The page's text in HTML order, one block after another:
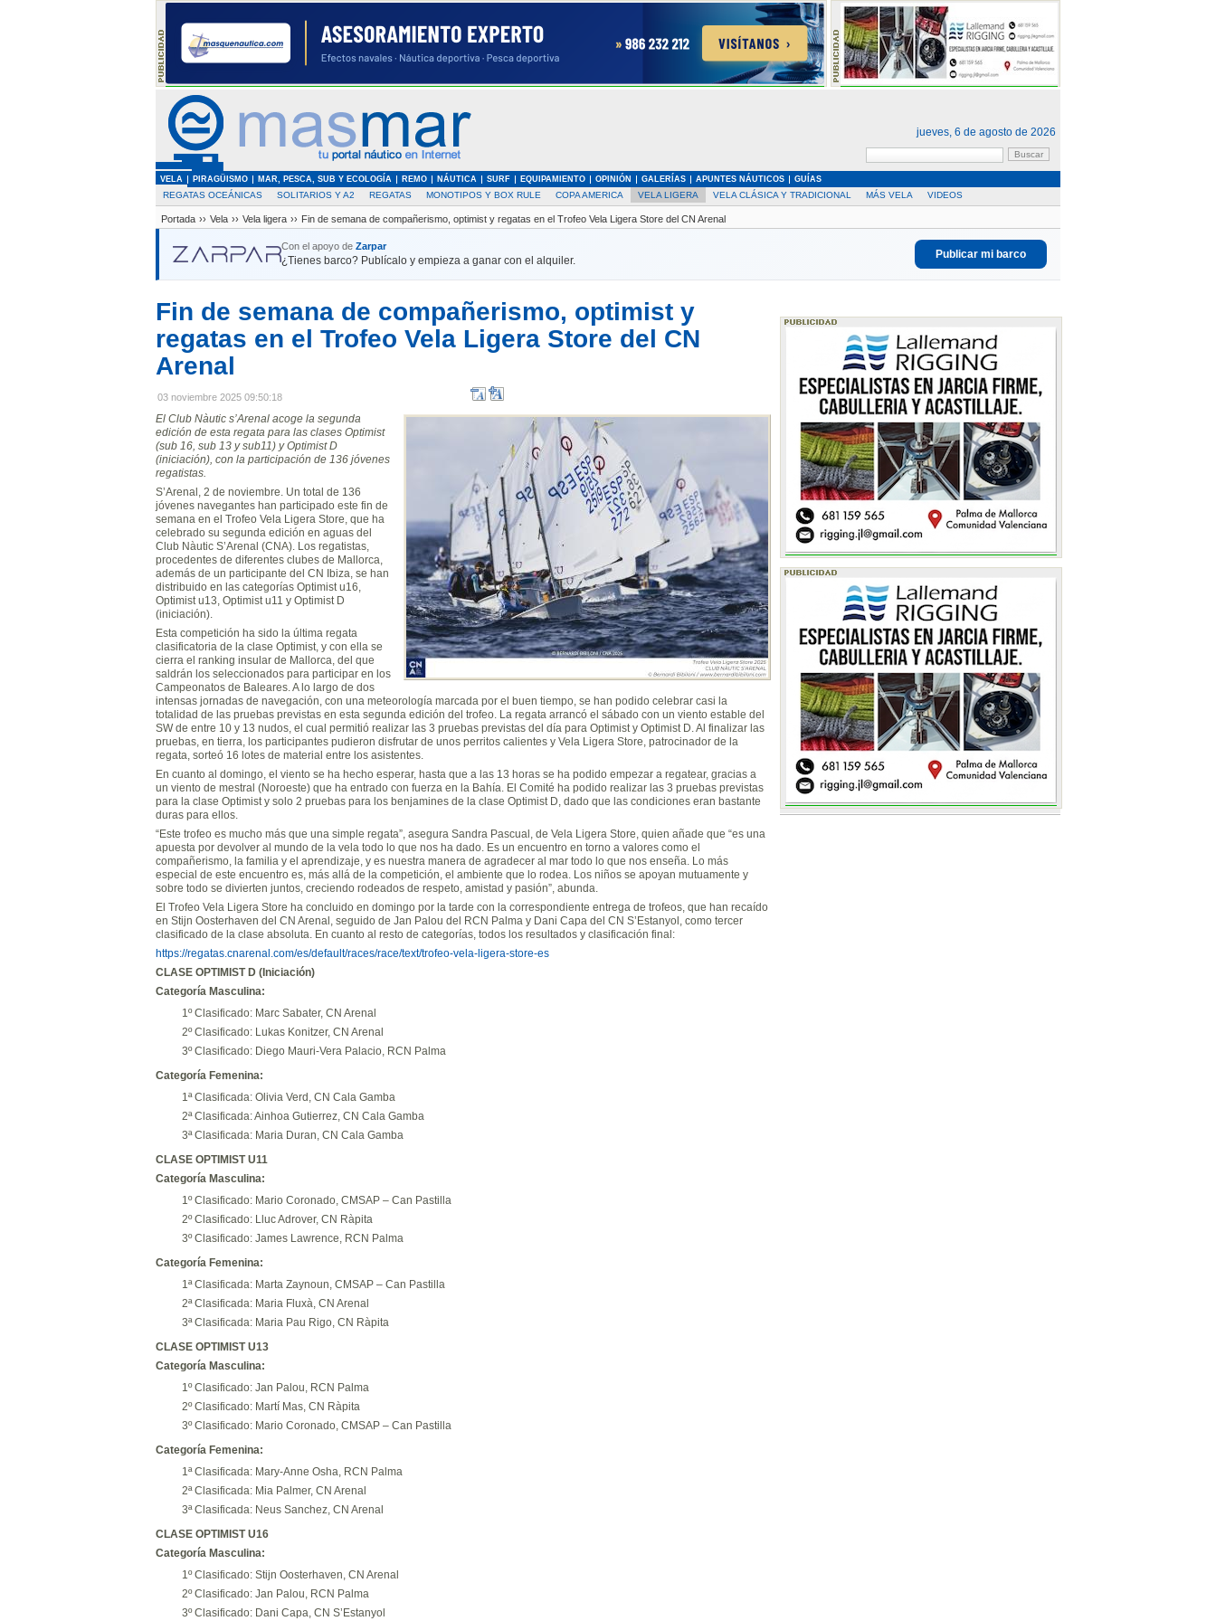
jueves, 6 de agosto de 2026
VELA PIRAGÜISMO MAR, PESCA, SUB Y ECOLOGÍA REMO NÁUTICA SURF EQUIPAMIENTO OPINIÓN GALERÍAS APUNTES NÁUTICOS GUÍAS
REGATAS OCEÁNICAS SOLITARIOS Y A2 REGATAS MONOTIPOS Y BOX RULE COPA AMERICA VELA LIGERA VELA CLÁSICA Y TRADICIONAL MÁS VELA VIDEOS
Portada ›› Vela ›› Vela ligera ›› Fin de semana de compañerismo, optimist y regatas en el Trofeo Vela Ligera Store del CN Arenal
Con el apoyo de Zarpar
¿Tienes barco? Publícalo y empieza a ganar con el alquiler.
Publicar mi barco
Fin de semana de compañerismo, optimist y
regatas en el Trofeo Vela Ligera Store del CN
Arenal
03 noviembre 2025 09:50:18
El Club Nàutic s’Arenal acoge la segunda
edición de esta regata para las clases Optimist
(sub 16, sub 13 y sub11) y Optimist D
(iniciación), con la participación de 136 jóvenes
regatistas.
S’Arenal, 2 de noviembre. Un total de 136
jóvenes navegantes han participado este fin de
semana en el Trofeo Vela Ligera Store, que ha
celebrado su segunda edición en aguas del
Club Nàutic S’Arenal (CNA). Los regatistas,
procedentes de diferentes clubes de Mallorca,
además de un participante del CN Ibiza, se han
distribuido en las categorías Optimist u16,
Optimist u13, Optimist u11 y Optimist D
(iniciación).
Esta competición ha sido la última regata
clasificatoria de la clase Optimist, y con ella se
cierra el ranking insular de Mallorca, del que
saldrán los seleccionados para participar en los
Campeonatos de Baleares. A lo largo de dos
intensas jornadas de navegación, con una meteorología marcada por el buen tiempo, se han podido celebrar casi la
totalidad de las pruebas previstas en esta segunda edición del trofeo. La regata arrancó el sábado con un viento estable del
SW de entre 10 y 13 nudos, el cual permitió realizar las 3 pruebas previstas del día para Optimist y Optimist D. Al finalizar las
pruebas, en tierra, los participantes pudieron disfrutar de unos perritos calientes y Vela Ligera Store, patrocinador de la
regata, sorteó 16 lotes de material entre los asistentes.
En cuanto al domingo, el viento se ha hecho esperar, hasta que a las 13 horas se ha podido empezar a regatear, gracias a
un viento de mestral (Noroeste) que ha entrado con fuerza en la Bahía. El Comité ha podido realizar las 3 pruebas previstas
para la clase Optimist y solo 2 pruebas para los benjamines de la clase Optimist D, dado que las condiciones eran bastante
duras para ellos.
“Este trofeo es mucho más que una simple regata”, asegura Sandra Pascual, de Vela Ligera Store, quien añade que “es una
apuesta por devolver al mundo de la vela todo lo que nos ha dado. Es un encuentro en torno a valores como el
compañerismo, la familia y el aprendizaje, y es nuestra manera de agradecer al mar todo lo que nos enseña. Lo más
especial de este encuentro es, más allá de la competición, el ambiente que lo rodea. Los niños se apoyan mutuamente y
sobre todo se divierten juntos, creciendo rodeados de respeto, amistad y pasión”, abunda.
El Trofeo Vela Ligera Store ha concluido en domingo por la tarde con la correspondiente entrega de trofeos, que han recaído
en Stijn Oosterhaven del CN Arenal, seguido de Jan Palou del RCN Palma y Dani Capa del CN S’Estanyol, como tercer
clasificado de la clase absoluta. En cuanto al resto de categorías, todos los resultados y clasificación final:
https://regatas.cnarenal.com/es/default/races/race/text/trofeo-vela-ligera-store-es
CLASE OPTIMIST D (Iniciación)
Categoría Masculina:
1º Clasificado: Marc Sabater, CN Arenal
2º Clasificado: Lukas Konitzer, CN Arenal
3º Clasificado: Diego Mauri-Vera Palacio, RCN Palma
Categoría Femenina:
1ª Clasificada: Olivia Verd, CN Cala Gamba
2ª Clasificada: Ainhoa Gutierrez, CN Cala Gamba
3ª Clasificada: Maria Duran, CN Cala Gamba
CLASE OPTIMIST U11
Categoría Masculina:
1º Clasificado: Mario Coronado, CMSAP – Can Pastilla
2º Clasificado: Lluc Adrover, CN Ràpita
3º Clasificado: James Lawrence, RCN Palma
Categoría Femenina:
1ª Clasificada: Marta Zaynoun, CMSAP – Can Pastilla
2ª Clasificada: Maria Fluxà, CN Arenal
3ª Clasificada: Maria Pau Rigo, CN Ràpita
CLASE OPTIMIST U13
Categoría Masculina:
1º Clasificado: Jan Palou, RCN Palma
2º Clasificado: Martí Mas, CN Ràpita
3º Clasificado: Mario Coronado, CMSAP – Can Pastilla
Categoría Femenina:
1ª Clasificada: Mary-Anne Osha, RCN Palma
2ª Clasificada: Mia Palmer, CN Arenal
3ª Clasificada: Neus Sanchez, CN Arenal
CLASE OPTIMIST U16
Categoría Masculina:
1º Clasificado: Stijn Oosterhaven, CN Arenal
2º Clasificado: Jan Palou, RCN Palma
3º Clasificado: Dani Capa, CN S’Estanyol